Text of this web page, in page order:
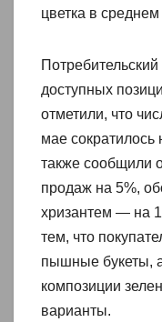
цветка в
доступных
отметили, что
мае сократилось
также сообщили
продаж на 5%,
хризантем — на
тем, что
пышные букеты,
композиции
варианты.